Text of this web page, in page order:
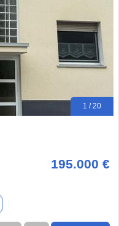
1 / 20
195.000 €